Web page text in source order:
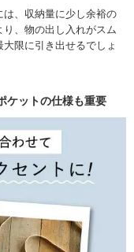
、収納量に少し余裕の
、物の出し入れがスム
限に引き出せるでしょ
ケットの仕様も重要